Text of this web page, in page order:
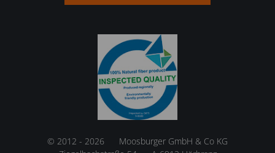
© 2012 - 2026
Moosburger GmbH & Co KG